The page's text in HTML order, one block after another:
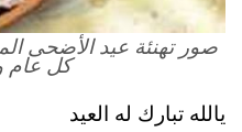
كل عام
يالله تبارك له العيد